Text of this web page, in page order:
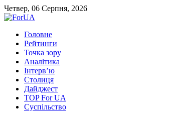
Четвер, 06 Серпня, 2026
Головне
Рейтинги
Точка зору
Аналітика
Інтерв’ю
Столиця
Дайджест
TOP For UA
Суспiльство